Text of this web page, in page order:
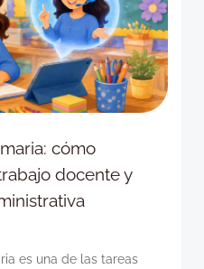
cómo
docente y
es una de las tareas